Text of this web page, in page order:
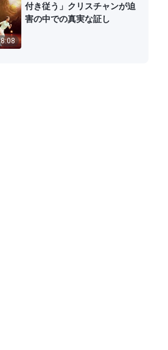
神の御言葉「唯一無二の神自身
5 神の聖さ （2）」（その4）
8:08
付き従う」クリスチャンが迫
害の中での真実な証し